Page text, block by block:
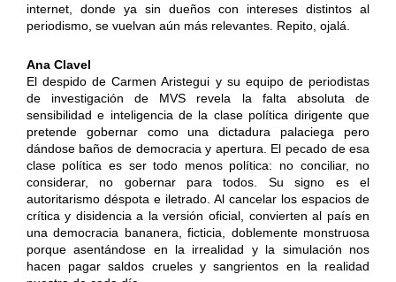
internet, donde ya sin dueños con intereses distintos al
periodismo, se vuelvan aún más relevantes. Repito, ojalá.
Ana Clavel
El despido de Carmen Aristegui y su equipo de periodistas
de investigación de MVS revela la falta absoluta de
sensibilidad e inteligencia de la clase política dirigente que
pretende gobernar como una dictadura palaciega pero
dándose baños de democracia y apertura. El pecado de esa
clase política es ser todo menos política: no conciliar, no
considerar, no gobernar para todos. Su signo es el
autoritarismo déspota e iletrado. Al cancelar los espacios de
crítica y disidencia a la versión oficial, convierten al país en
una democracia bananera, ficticia, doblemente monstruosa
porque asentándose en la irrealidad y la simulación nos
hacen pagar saldos crueles y sangrientos en la realidad